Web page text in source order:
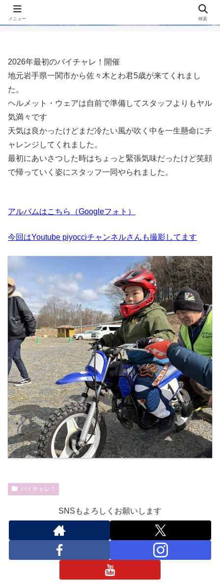
2026年最初のバイチャレ！開催
地元岩手県一関市から佐々木とわ君5歳が来てくれまし
た。
ヘルメット・ウェアは自前で準備してスタッフよりもヤル
気満々です
天気は良かったけどまだ冷たい風が吹く中を一生懸命にチ
ャレンジしてくれました。
最初にあいさつした時はちょっと緊張気味だったけど笑顔
で帰っていく姿にスタッフ一同やられました。
アルバムはこちら（Googleフォト）
今回はYoutube piyocciチャンネルさんも撮影してます
バイチャレ！
SNSもよろしくお願いします
メニュー 検索